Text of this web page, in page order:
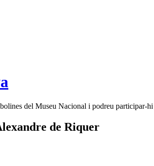
del Museu Nacional i podreu participar-
de Riquer